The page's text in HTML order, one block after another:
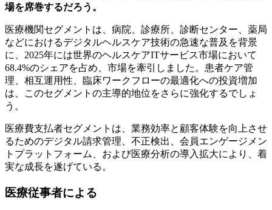
場を席巻するだろう。
医療機関セグメントは、病院、診療所、診断センター、薬局
などにおけるデジタルヘルスケア技術の急速な普及を背景
に、2025年には世界のヘルスケアITサービス市場において
68.4%のシェアを占め、市場を牽引しました。患者ケア管
理、相互運用性、臨床ワークフローの最適化への投資増加
は、このセグメントの主導的地位をさらに強化するでしょ
う。
医療費支払者セグメントは、業務効率と顧客体験を向上させ
るためのデジタル請求管理、不正検出、会員エンゲージメン
トプラットフォーム、および医療分析の導入拡大により、着
実な成長を遂げている。
医療従事者による